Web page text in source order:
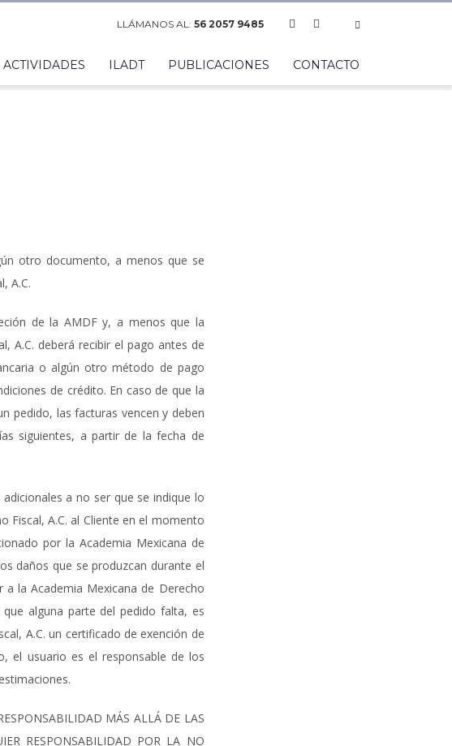
LLÁMANOS AL: 56 2057 9485
ACTIVIDADES ILADT PUBLICACIONES CONTACTO
otro documento, a menos que se
A.C.
de la AMDF y, a menos que la
A.C. deberá recibir el pago antes de
o algún otro método de pago
de crédito. En caso de que la
pedido, las facturas vencen y deben
siguientes, a partir de la fecha de
a no ser que se indique lo
Fiscal, A.C. al Cliente en el momento
por la Academia Mexicana de
daños que se produzcan durante el
la Academia Mexicana de Derecho
alguna parte del pedido falta, es
A.C. un certificado de exención de
el usuario es el responsable de los
MÁS ALLÁ DE LAS
RESPONSABILIDAD POR LA NO